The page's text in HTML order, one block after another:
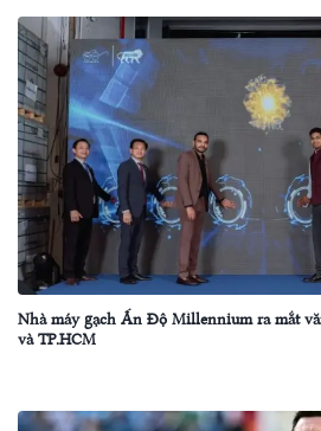
Nhà máy gạch Ấn Độ Millennium ra mắt
và TP.HCM